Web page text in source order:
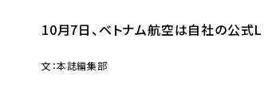
10月7日、ベトナム航空は自社の公式
文：本誌編集部